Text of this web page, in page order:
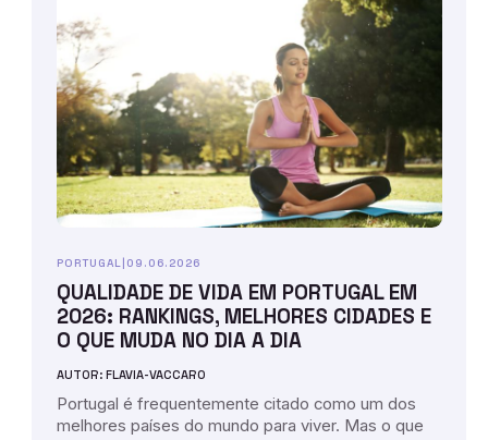
PORTUGAL 09.06.2026
QUALIDADE DE VIDA EM PORTUGAL EM
2026: RANKINGS, MELHORES CIDADES E
O QUE MUDA NO DIA A DIA
AUTOR: FLAVIA-VACCARO
Portugal é frequentemente citado como um dos
melhores países do mundo para viver. Mas o que